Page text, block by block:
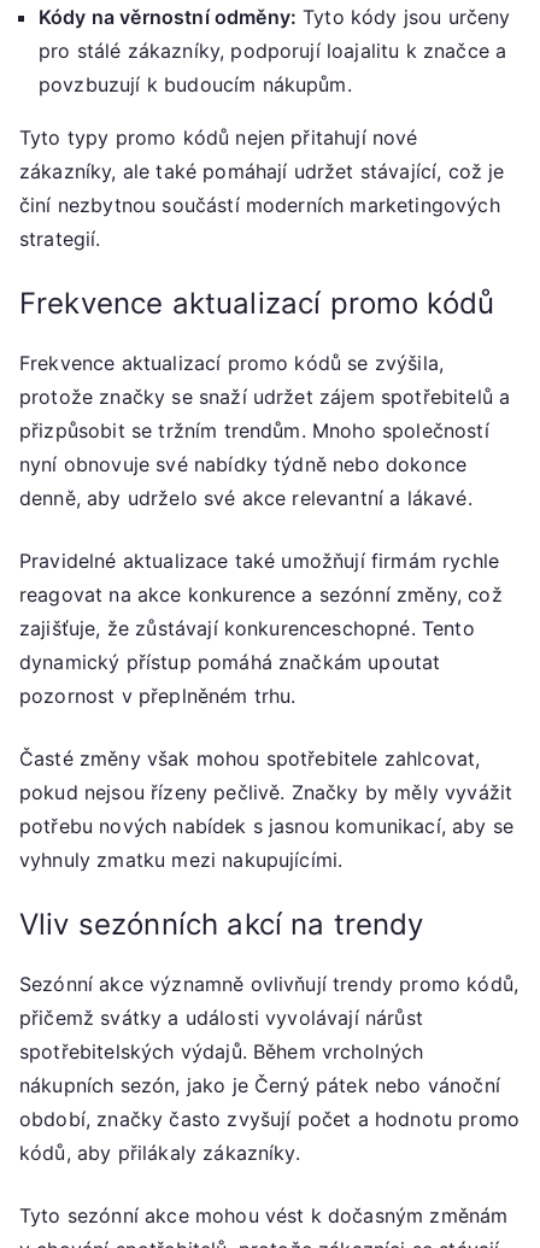
Kódy na věrnostní odměny: Tyto kódy jsou určeny
pro stálé zákazníky, podporují loajalitu k značce a
povzbuzují k budoucím nákupům.
Tyto typy promo kódů nejen přitahují nové
zákazníky, ale také pomáhají udržet stávající, což je
činí nezbytnou součástí moderních marketingových
strategií.
Frekvence aktualizací promo kódů
Frekvence aktualizací promo kódů se zvýšila,
protože značky se snaží udržet zájem spotřebitelů a
přizpůsobit se tržním trendům. Mnoho společností
nyní obnovuje své nabídky týdně nebo dokonce
denně, aby udrželo své akce relevantní a lákavé.
Pravidelné aktualizace také umožňují firmám rychle
reagovat na akce konkurence a sezónní změny, což
zajišťuje, že zůstávají konkurenceschopné. Tento
dynamický přístup pomáhá značkám upoutat
pozornost v přeplněném trhu.
Časté změny však mohou spotřebitele zahlcovat,
pokud nejsou řízeny pečlivě. Značky by měly vyvážit
potřebu nových nabídek s jasnou komunikací, aby se
vyhnuly zmatku mezi nakupujícími.
Vliv sezónních akcí na trendy
Sezónní akce významně ovlivňují trendy promo kódů,
přičemž svátky a události vyvolávají nárůst
spotřebitelských výdajů. Během vrcholných
nákupních sezón, jako je Černý pátek nebo vánoční
období, značky často zvyšují počet a hodnotu promo
kódů, aby přilákaly zákazníky.
Tyto sezónní akce mohou vést k dočasným změnám